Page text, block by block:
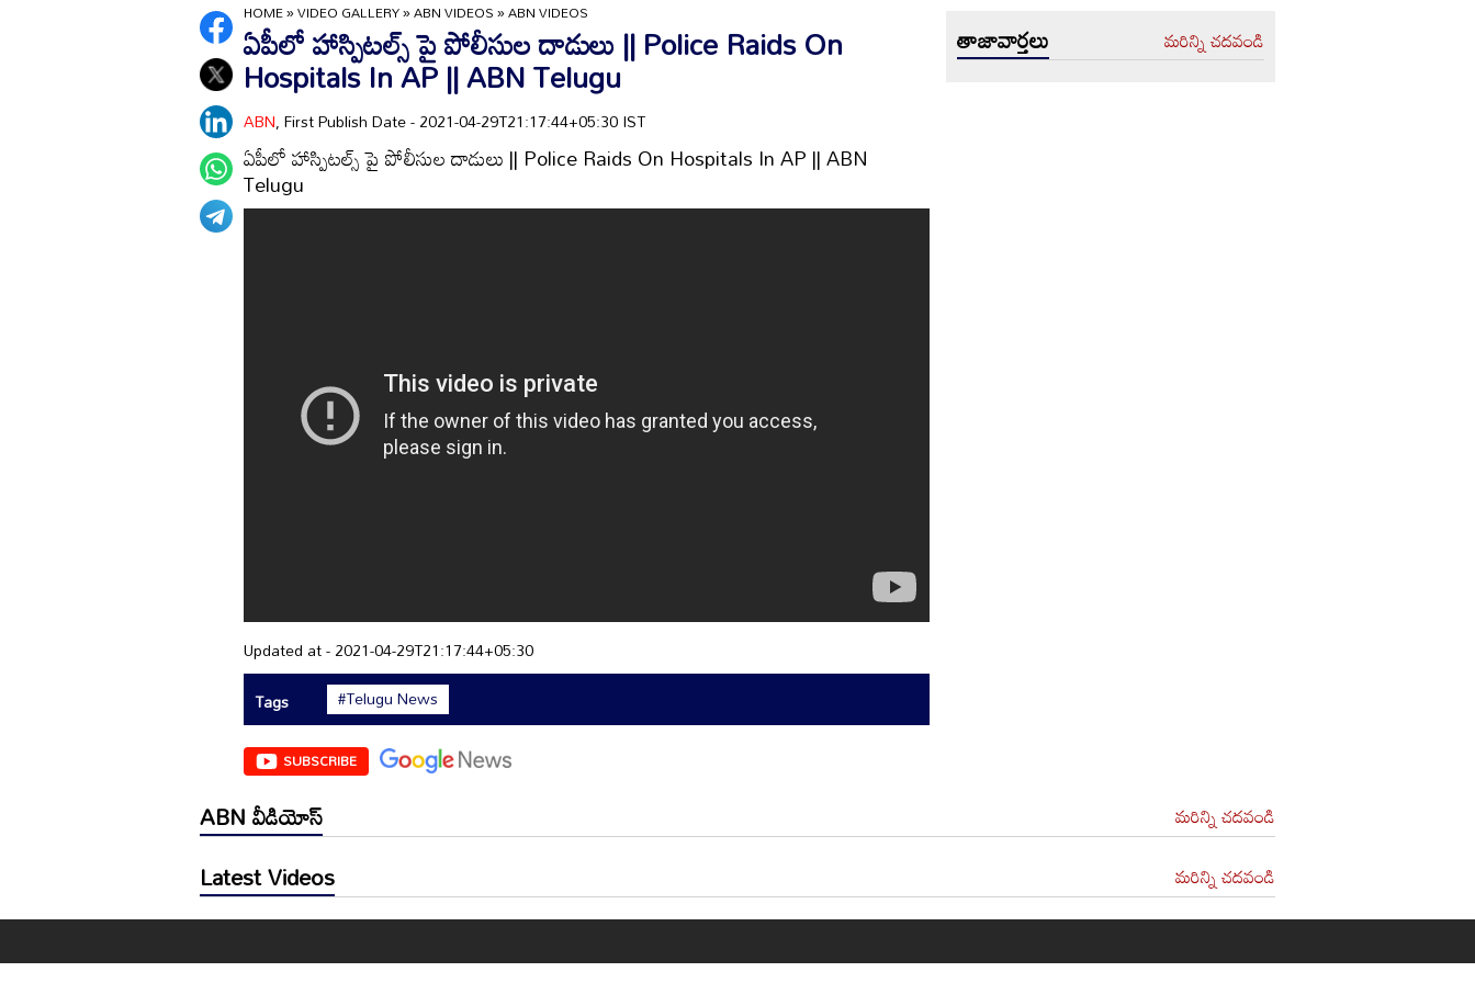
HOME»VIDEO GALLERY»ABN VIDEOS»ABN VIDEOS
ఏపీలో హాస్పిటల్స్ పై పోలీసుల దాడులు || Police Raids On
Hospitals In AP || ABN Telugu
ABN, First Publish Date - 2021-04-29T21:17:44+05:30 IST
ఏపీలో హాస్పిటల్స్ పై పోలీసుల దాడులు || Police Raids On Hospitals In AP || ABN
Telugu
Updated at - 2021-04-29T21:17:44+05:30
Tags
#Telugu News
SUBSCRIBE
తాజావార్తలు మరిన్ని చదవండి
ABN వీడియోస్ మరిన్ని చదవండి
Latest Videos మరిన్ని చదవండి